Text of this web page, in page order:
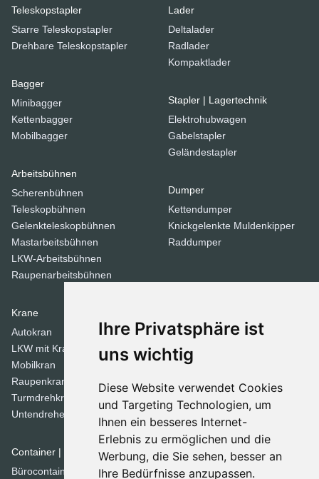
Ihre Privatsphäre ist
uns wichtig
Diese Website verwendet Cookies
und Targeting Technologien, um
Ihnen ein besseres Internet-
Erlebnis zu ermöglichen und die
Werbung, die Sie sehen, besser an
Ihre Bedürfnisse anzupassen.
Teleskopstapler
Starre Teleskopstapler
Drehbare Teleskopstapler
Bagger
Minibagger
Kettenbagger
Mobilbagger
Arbeitsbühnen
Scherenbühnen
Teleskopbühnen
Gelenkteleskopbühnen
Mastarbeitsbühnen
LKW-Arbeitsbühnen
Raupenarbeitsbühnen
Lader
Deltalader
Radlader
Kompaktlader
Stapler | Lagertechnik
Elektrohubwagen
Gabelstapler
Geländestapler
Dumper
Kettendumper
Knickgelenkte Muldenkipper
Raddumper
Krane
Autokran
LKW mit Kran
Mobilkran
Raupenkran
Turmdrehkrane
Untendreherkrane
Container | Raumsysteme
Bürocontainer
Stampfer
Tandemwalzen
Walzen
Dozer
Planierraupen
Spezial Geräte